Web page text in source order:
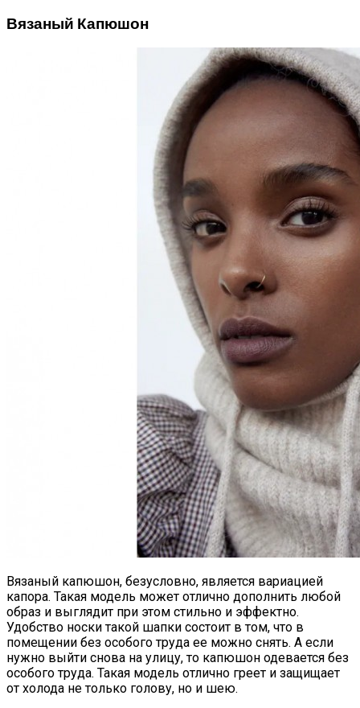
Вязаный Капюшон
Вязаный капюшон, безусловно, является вариацией
капора. Такая модель может отлично дополнить любой
образ и выглядит при этом стильно и эффектно.
Удобство носки такой шапки состоит в том, что в
помещении без особого труда ее можно снять. А если
нужно выйти снова на улицу, то капюшон одевается без
особого труда. Такая модель отлично греет и защищает
от холода не только голову, но и шею.